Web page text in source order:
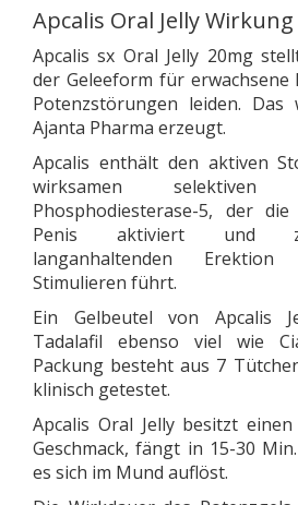
Apcalis Oral Jelly Wirkung
Apcalis sx Oral Jelly 20mg
der Geleeform für erwachsene
Potenzstörungen leiden. Das
Ajanta Pharma erzeugt.
Apcalis enthält den aktiven
wirksamen
Phosphodiesterase-5, der
Penis aktiviert und
langanhaltenden
Stimulieren führt.
Ein Gelbeutel von Apcalis
Tadalafil ebenso viel wie
Packung besteht aus 7
klinisch getestet.
Apcalis Oral Jelly besitzt
Geschmack, fängt in 15-30
es sich im Mund auflöst.